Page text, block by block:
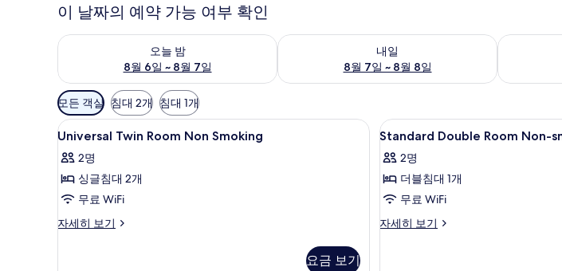
이 날짜의 예약 가능 여부 확인
오늘 밤
8월 6일 ~ 8월 7일
오늘 밤 예약 가능 여부 확인, 8월 6일 ~ 8월 7일
내일
8월 7일 ~ 8월 8일
내일 예약 가능 여부 확인, 8월 7일 ~ 8월 8일이번 주말
객
실
에
사
용
가
능
한
모든 객실 침대 2개 침대 1개
Universal
Twin
Room
Non
Smoking
사
책상, 암막 커튼, 다리미/다리미판, 무료 WiFi
1
Universal Twin Room Non Smoking
2명
싱글침대 2개
무료 WiFi
자세히 보기
Universal
요금 보기
Standard
Double
Room
Non-
smoking
사
책
1
Standard Double Room Non-
2명
더블침대 1개
무료 WiFi
자세히 보기
Standard